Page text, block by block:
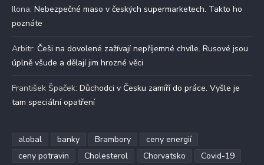
Ilona: Nebezpečné maso v českých supermarketech. Takto ho
poznáte
Arbitr: Češi na dovolené zažívají nepříjemné chvíle. Rusové jsou
úplně všude a dělají jim hrozné věci
František Špaček: Důchodci v Česku zamíří do práce. Vyšle je
tam speciální opatření
alobal banky Brambory
ceny energií
ceny potravin
Cholesterol Chorvatsko
Covid-19